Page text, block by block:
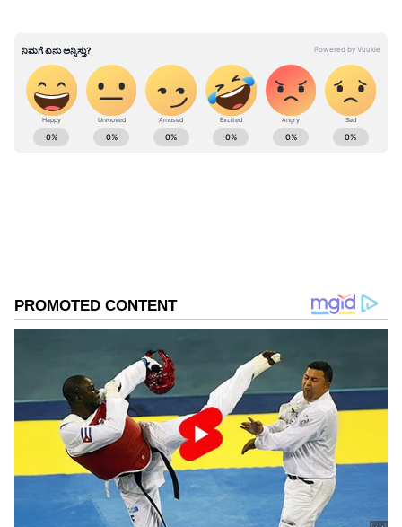
ಮ್ಯಾನರಿಸಂ, ಸ್ಟೈಲ್ ಮತ್ತು ಡ್ಯಾನ್ಸ್ ಸ್ಟೆಪ್‌ಗಳನ್ನು
ಜಾಹೀರಾತುಗಳಲ್ಲಿ ಮತ್ತು ಬೇರೆ ಕಡೆಗಳಲ್ಲಿ ಅವರ ಅನುಮತಿ
ಇಲ್ಲದೆ ವ್ಯಾಪಕವಾಗಿ ಬಳಸಿಕೊಳ್ಳಲಾಗಿತ್ತು. ಇದೇ
ಅನುಭವದಿಂದ ಪಾಠ ಕಲಿತಿರುವ ಅಲ್ಲು ಅರ್ಜುನ್ ಅವರ
ಹೊಸ ಸಿನಿಮಾದ ನಿರ್ಮಾಪಕರು ಈಗಲೇ
ಅರ್ಜುನ್ ಕಾಣಿಸಿಕೊಳ್ಳಲಿದ್ದಾರೆ ಎಂದು ಪೋಸ್ಟರ್‌ಗಳು
ಸುಳಿವು ನೀಡಿದ್ದವು. 'ಡೆಕ್ಕನ್ ಕ್ರಾನಿಕಲ್' ವರದಿ ಪ್ರಕಾರ, ಈ
ಸಿಗ್ನೇಚರ್ ಡ್ಯಾನ್ಸ್ ಸ್ಟೆಪ್‌ಗಳನ್ನು ಯಾವುದೇ ವಾಣಿಜ್ಯ
ಉದ್ದೇಶಗಳಿಗೆ ಅನಧಿಕೃತವಾಗಿ ಬಳಸುವುದನ್ನು ತಡೆಯಲು
ನಿರ್ಮಾಪಕರು ನಿರ್ಧರಿಸಿದ್ದಾರೆ.